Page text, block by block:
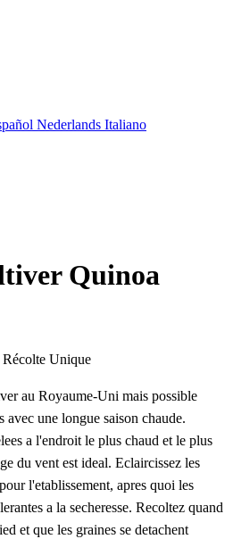
Nederlands Italiano
Quinoa
Récolte Unique
au Royaume-Uni mais possible
avec une longue saison chaude.
a l'endroit le plus chaud et le plus
du vent est ideal. Eclaircissez les
l'etablissement, apres quoi les
a la secheresse. Recoltez quand
et que les graines se detachent